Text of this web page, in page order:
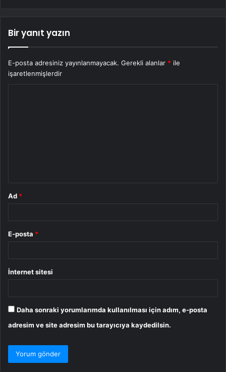
Bir yanıt yazın
E-posta adresiniz yayınlanmayacak. Gerekli alanlar * ile
işaretlenmişlerdir
Ad *
E-posta *
İnternet sitesi
Daha sonraki yorumlarımda kullanılması için adım, e-posta
adresim ve site adresim bu tarayıcıya kaydedilsin.